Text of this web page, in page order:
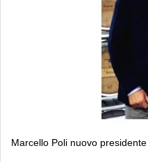
Marcello Poli nuovo